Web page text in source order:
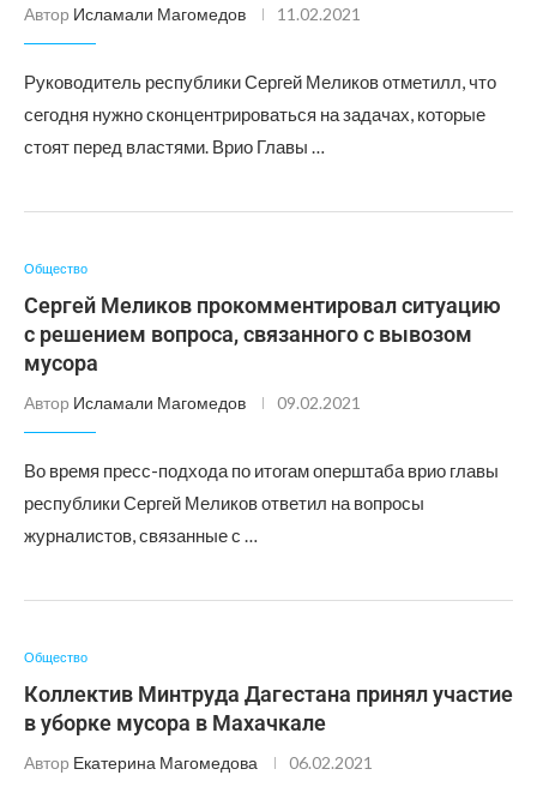
Автор Исламали Магомедов 11.02.2021
Руководитель республики Сергей Меликов отметилл, что
сегодня нужно сконцентрироваться на задачах, которые
стоят перед властями. Врио Главы …
Общество
Сергей Меликов прокомментировал ситуацию
с решением вопроса, связанного с вывозом
мусора
Автор Исламали Магомедов 09.02.2021
Во время пресс-подхода по итогам оперштаба врио главы
республики Сергей Меликов ответил на вопросы
журналистов, связанные с …
Общество
Коллектив Минтруда Дагестана принял участие
в уборке мусора в Махачкале
Автор Екатерина Магомедова 06.02.2021